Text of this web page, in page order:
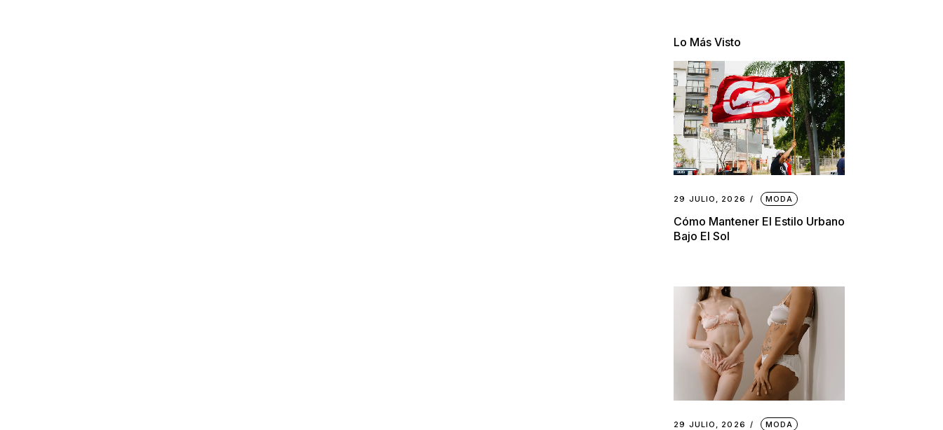
Lo Más Visto
29 JULIO, 2026 MODA
Cómo Mantener El Estilo Urbano
Bajo El Sol
29 JULIO, 2026 MODA